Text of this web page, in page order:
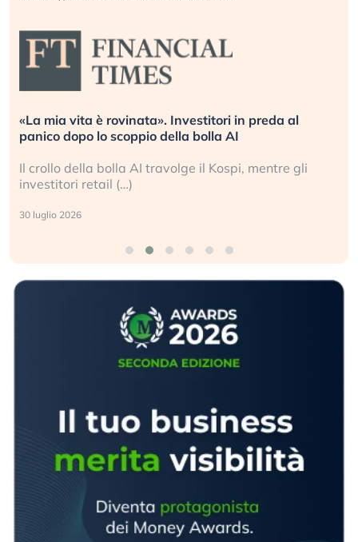
«La mia vita è rovinata». Investitori in preda al
panico dopo lo scoppio della bolla AI
Il crollo della bolla AI travolge il Kospi, mentre gli
investitori retail (…)
30 luglio 2026